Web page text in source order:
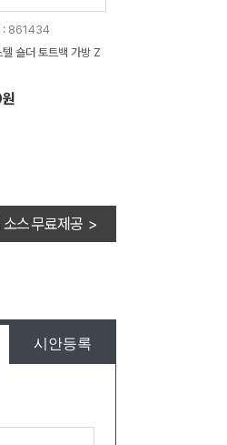
: 861434
숄더 토트백 가방 Z
소스 무료제공 >
시안등록